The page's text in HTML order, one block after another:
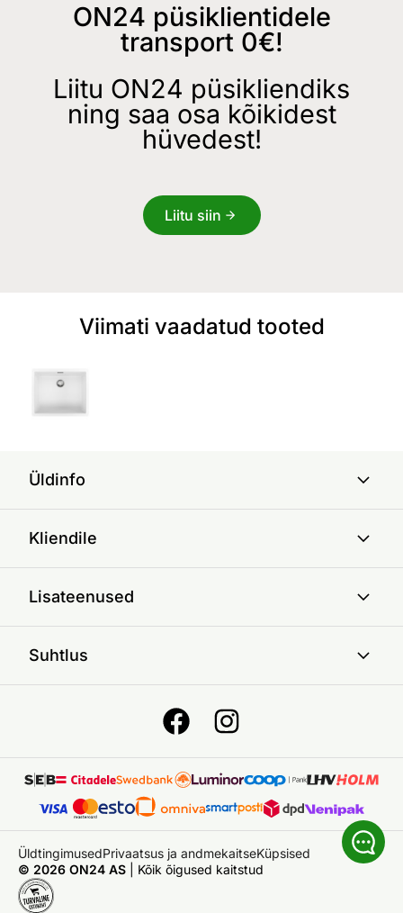
ON24 püsiklientidele
transport 0€!
Liitu ON24 püsikliendiks
ning saa osa kõikidest
hüvedest!
Liitu siin
Viimati vaadatud tooted
Üldinfo
Kliendile
Lisateenused
Suhtlus
© 2026 ON24 AS Kõik õigused kaitstud
ÜldtingimusedPrivaatsus ja andmekaitseKüpsised